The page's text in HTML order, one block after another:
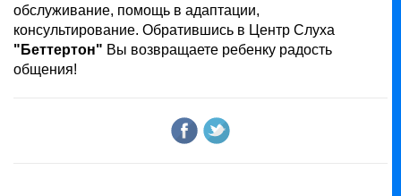
обслуживание, помощь в адаптации,
консультирование. Обратившись в Центр Слуха
"Беттертон" Вы возвращаете ребенку радость
общения!